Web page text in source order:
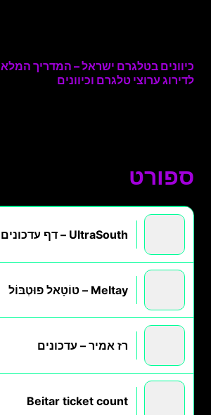
כיוונים בטלגרם ישראל – המדריך המלא
לדירוג ערוצי טלגרם וכיוונים
ספורט
UltraSouth – דף עדכונים
MeItay – טוֹטָאל פוּטְבּוֹל
רז אמיר – עדכונים
Beitar ticket count